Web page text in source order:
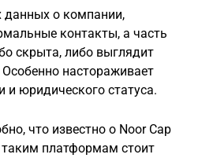
данных о компании,
контакты, а часть
скрыта, либо выглядит
настораживает
и юридического статуса.
что известно о Noor Cap
платформам стоит